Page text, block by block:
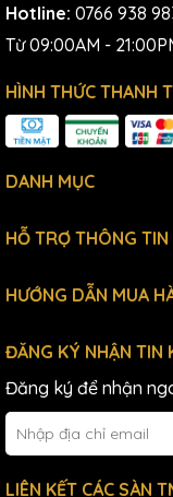
Hotline: 0766 938
Từ 09:00AM -
HÌNH THỨC THANH
DANH MỤC
HỖ TRỢ THÔNG TIN
HƯỚNG DẪN MUA
ĐĂNG KÝ NHẬN TIN
Đăng ký để nhận
LIÊN KẾT CÁC SÀN